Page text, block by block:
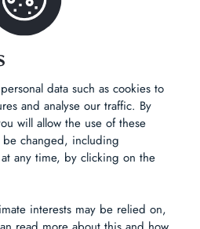
Made byIzhak
data such as cookies to
and analyse our traffic. By
will allow the use of these
be changed, including
any time, by clicking on the
interests may be relied on,